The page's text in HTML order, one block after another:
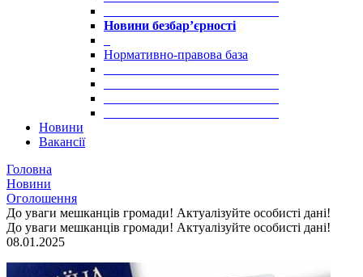
Новини безбар’єрності
Нормативно-правова база
Новини
Вакансії
Головна
Новини
Оголошення
До уваги мешканців громади! Актуалізуйте особисті дані!
До уваги мешканців громади! Актуалізуйте особисті дані!
08.01.2025